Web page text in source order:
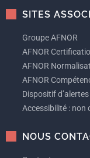
SITES
Groupe AFNOR
AFNOR
AFNOR
AFNOR
Dispositif
Accessibilité : non
NOUS